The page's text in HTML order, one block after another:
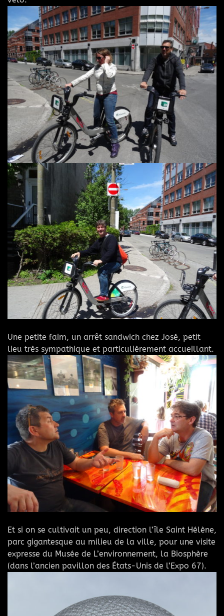
Une petite faim, un arrêt sandwich chez José, petit
lieu très sympathique et particulièrement accueillant.
Et si on se cultivait un peu, direction l’île Saint Hélène,
parc gigantesque au milieu de la ville, pour une visite
expresse du Musée de L’environnement, la Biosphère
(dans l’ancien pavillon des États-Unis de l’Expo 67).